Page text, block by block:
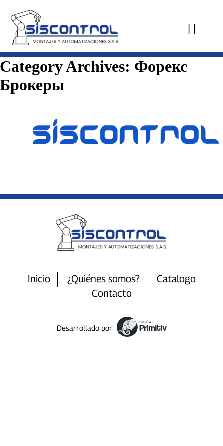
Category Archives: Форекс
Брокеры
Inicio ¿Quiénes somos?
Catalogo
Contacto
Desarrollado por